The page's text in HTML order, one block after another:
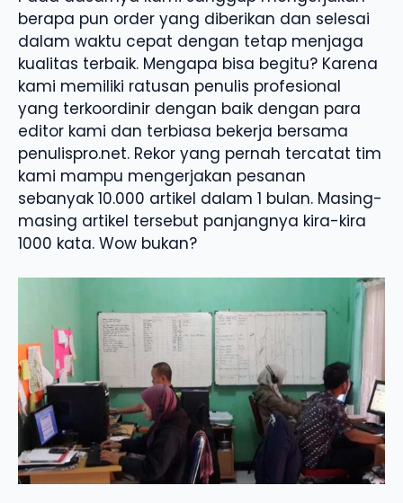
berapa pun order yang diberikan dan selesai
dalam waktu cepat dengan tetap menjaga
kualitas terbaik. Mengapa bisa begitu? Karena
kami memiliki ratusan penulis profesional
yang terkoordinir dengan baik dengan para
editor kami dan terbiasa bekerja bersama
penulispro.net. Rekor yang pernah tercatat tim
kami mampu mengerjakan pesanan
sebanyak 10.000 artikel dalam 1 bulan. Masing-
masing artikel tersebut panjangnya kira-kira
1000 kata. Wow bukan?